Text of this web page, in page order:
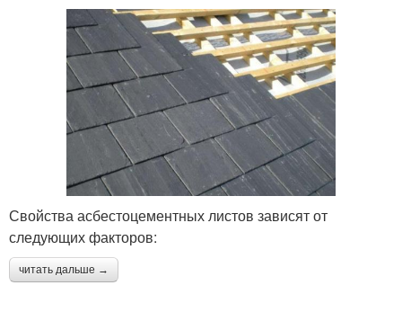
Свойства асбестоцементных листов зависят от
следующих факторов:
читать дальше →